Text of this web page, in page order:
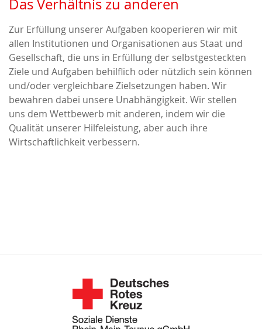
Das Verhältnis zu anderen
Zur Erfüllung unserer Aufgaben kooperieren wir mit
allen Institutionen und Organisationen aus Staat und
Gesellschaft, die uns in Erfüllung der selbstgesteckten
Ziele und Aufgaben behilflich oder nützlich sein können
und/oder vergleichbare Zielsetzungen haben. Wir
bewahren dabei unsere Unabhängigkeit. Wir stellen
uns dem Wettbewerb mit anderen, indem wir die
Qualität unserer Hilfeleistung, aber auch ihre
Wirtschaftlichkeit verbessern.